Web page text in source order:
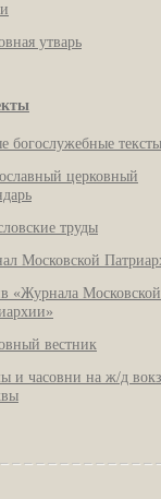
утварь
богослужебные тексты
церковный
труды
Московской
«Журнала Московской
вестник
и часовни на ж/д